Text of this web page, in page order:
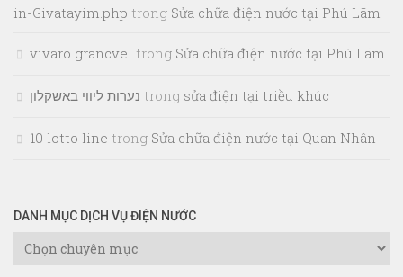
in-Givatayim.php trong Sửa chữa điện nước tại Phú Lãm
vivaro grancvel trong Sửa chữa điện nước tại Phú Lãm
נערות ליווי באשקלון trong sửa điện tại triều khúc
10 lotto line trong Sửa chữa điện nước tại Quan Nhân
DANH MỤC DỊCH VỤ ĐIỆN NƯỚC
Danh